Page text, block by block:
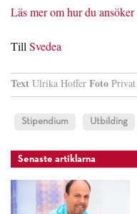
Läs mer om hur du ansöker
TillSvedea
Text Ulrika Hoffer Foto Privat
Stipendium Utbilding
Senaste artiklarna